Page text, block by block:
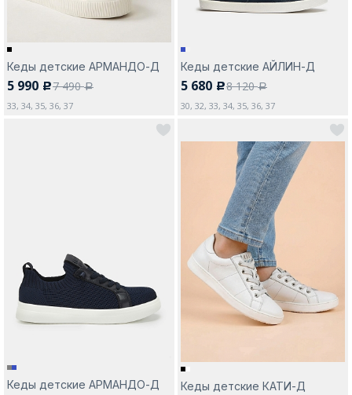
Кеды детские АРМАНДО-Д
5 990 c7 490a
33, 34, 35, 36, 37
Кеды детские АЙЛИН-Д
5 680 c8 120a
30, 32, 33, 34, 35, 36, 37
Кеды детские АРМАНДО-Д Кеды детские КАТИ-Д